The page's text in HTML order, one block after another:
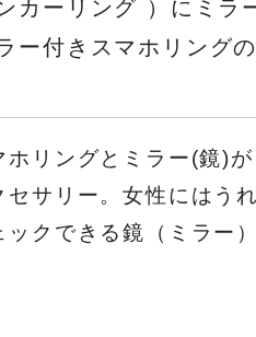
カーリング ）にミラ
ー付きスマホリング
ホリングとミラー(鏡)が
セサリー。女性にはう
ックできる鏡（ミラー